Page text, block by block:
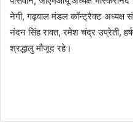
नेगी, गढ़वाल मंडल कॉन्ट्रैक्ट अध्यक्ष
नंदन सिंह रावत, रमेश चंद्र उप्रेती,
श्रद्धालु मौजूद रहे।